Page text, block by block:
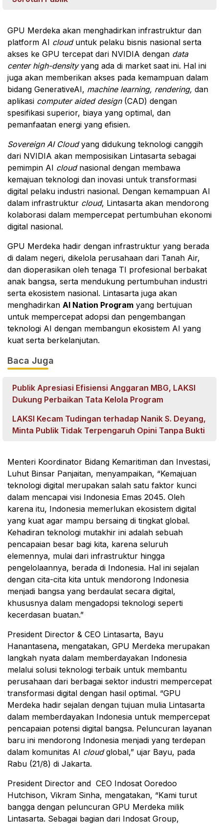
GPU Merdeka akan menghadirkan infrastruktur dan
platform AI clouduntuk pelaku bisnis nasional serta
akses ke GPU tercepat dari NVIDIA dengan data
center high-densityyang ada di market saat ini. Hal ini
juga akan memberikan akses pada kemampuan dalam
bidang GenerativeAI, machine learning, rendering, dan
aplikasi computer aided design (CAD) dengan
spesifikasi superior, biaya yang optimal, dan
pemanfaatan energi yang efisien.
Sovereign AI Cloudyang didukung teknologi canggih
dari NVIDIA akan memposisikan Lintasarta sebagai
pemimpin AI cloudnasional dengan membawa
kemajuan teknologi dan inovasi untuk transformasi
digital pelaku industri nasional. Dengan kemampuan AI
dalam infrastruktur cloud, Lintasarta akan mendorong
kolaborasi dalam mempercepat pertumbuhan ekonomi
digital nasional.
GPU Merdeka hadir dengan infrastruktur yang berada
di dalam negeri, dikelola perusahaan dari Tanah Air,
dan dioperasikan oleh tenaga TI profesional berbakat
anak bangsa, serta mendukung pertumbuhan industri
serta ekosistem nasional. Lintasarta juga akan
menghadirkan AI Nation Program yang bertujuan
untuk mempercepat adopsi dan pengembangan
teknologi AI dengan membangun ekosistem AI yang
kuat serta berkelanjutan.
Baca Juga
Publik Apresiasi Efisiensi Anggaran MBG, LAKSI
Dukung Perbaikan Tata Kelola Program
LAKSI Kecam Tudingan terhadap Nanik S. Deyang,
Minta Publik Tidak Terpengaruh Opini Tanpa Bukti
Menteri Koordinator Bidang Kemaritiman dan Investasi,
Luhut Binsar Panjaitan, menyampaikan, “Kemajuan
teknologi digital merupakan salah satu faktor kunci
dalam mencapai visi Indonesia Emas 2045. Oleh
karena itu, Indonesia memerlukan ekosistem digital
yang kuat agar mampu bersaing di tingkat global.
Kehadiran teknologi mutakhir ini adalah sebuah
pencapaian besar bagi kita, karena seluruh
elemennya, mulai dari infrastruktur hingga
pengelolaannya, berada di Indonesia. Hal ini sejalan
dengan cita-cita kita untuk mendorong Indonesia
menjadi bangsa yang berdaulat secara digital,
khususnya dalam mengadopsi teknologi seperti
kecerdasan buatan.”
President Director & CEO Lintasarta, Bayu
Hanantasena, mengatakan, GPU Merdeka merupakan
langkah nyata dalam memberdayakan Indonesia
melalui solusi teknologi terbaik untuk membantu
perusahaan dari berbagai sektor industri mempercepat
transformasi digital dengan hasil optimal. “GPU
Merdeka hadir sejalan dengan tujuan mulia Lintasarta
dalam memberdayakan Indonesia untuk mempercepat
pencapaian potensi digital bangsa. Peluncuran layanan
baru ini mendorong Indonesia menjadi yang terdepan
dalam komunitas AI cloudglobal,” ujar Bayu, pada
Rabu (21/8) di Jakarta.
President Director and CEO Indosat Ooredoo
Hutchison, Vikram Sinha, mengatakan, “Kami turut
bangga dengan peluncuran GPU Merdeka milik
Lintasarta. Sebagai bagian dari Indosat Group,